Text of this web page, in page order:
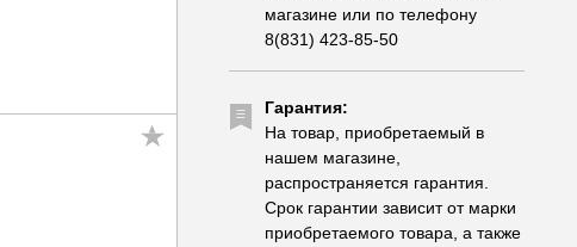
магазине или по телефону
8(831) 423-85-50
Гарантия:
На товар, приобретаемый в
нашем магазине,
распространяется гарантия.
Срок гарантии зависит от марки
приобретаемого товара, а также